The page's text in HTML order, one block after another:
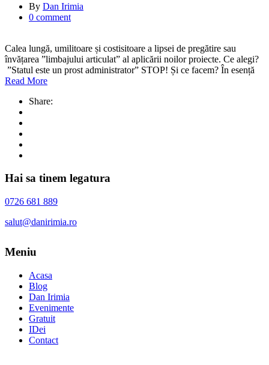
By Dan Irimia
0 comment
Calea lungă, umilitoare și costisitoare a lipsei de pregătire sau
învățarea ”limbajului articulat” al aplicării noilor proiecte. Ce alegi?
”Statul este un prost administrator” STOP! Și ce facem? În esență
Read More
Share:
Hai sa tinem legatura
0726 681 889
salut@danirimia.ro
Meniu
Acasa
Blog
Dan Irimia
Evenimente
Gratuit
IDei
Contact